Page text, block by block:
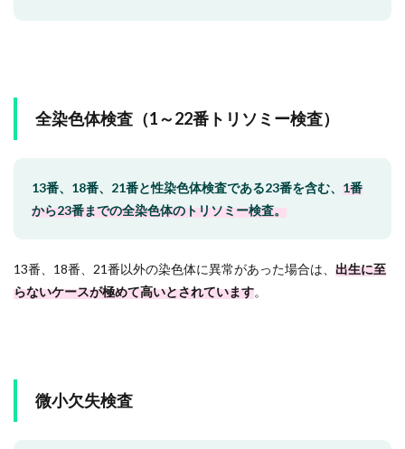
全染色体検査（1～22番トリソミー検査）
13番、18番、21番と性染色体検査である23番を含む、 1番
から23番までの全染色体のトリソミー検査。
13番、18番、21番以外の染色体に異常があった場合は、 出生に至
らないケースが極めて高いとされています。
微小欠失検査